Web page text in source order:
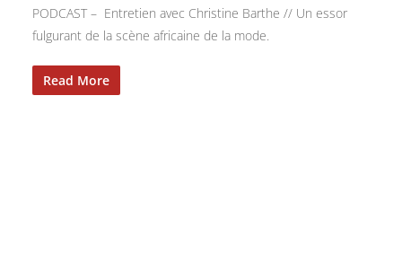
PODCAST – Entretien avec Christine Barthe // Un essor
fulgurant de la scène africaine de la mode.
Read More